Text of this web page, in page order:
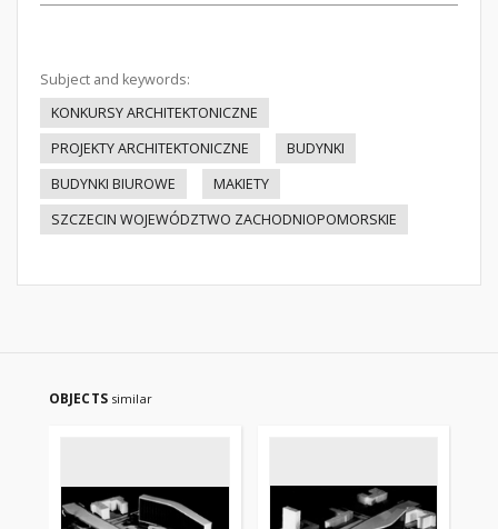
Subject and keywords:
KONKURSY ARCHITEKTONICZNE
PROJEKTY ARCHITEKTONICZNE
BUDYNKI
BUDYNKI BIUROWE
MAKIETY
SZCZECIN WOJEWÓDZTWO ZACHODNIOPOMORSKIE
OBJECTS similar